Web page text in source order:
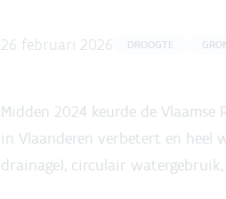
26 februari 2026 DROOGTE
Midden 2024 keurde de
in Vlaanderen verbetert en heel
drainage), circulair